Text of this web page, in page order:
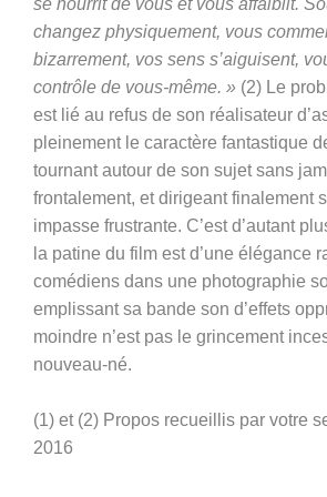
se nourrit de vous et vous affaiblit.
changez physiquement, vous
bizarrement, vos sens s’aiguisent,
contrôle de vous-même. » (2) Le
est lié au refus de son réalisateur
pleinement le caractère fantastique
tournant autour de son sujet sans
frontalement, et dirigeant finalement
impasse frustrante. C’est d’autant
la patine du film est d’une élégance
comédiens dans une photographie
emplissant sa bande son d’effets
moindre n’est pas le grincement
nouveau-né.
(1) et (2) Propos recueillis par votre
2016